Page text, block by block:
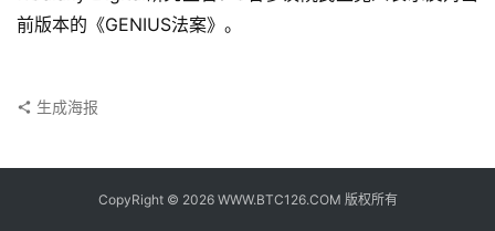
券
所
地
前版本的《GENIUS法案》。
生成海报
CopyRight © 2026 WWW.BTC126.COM 版权所有